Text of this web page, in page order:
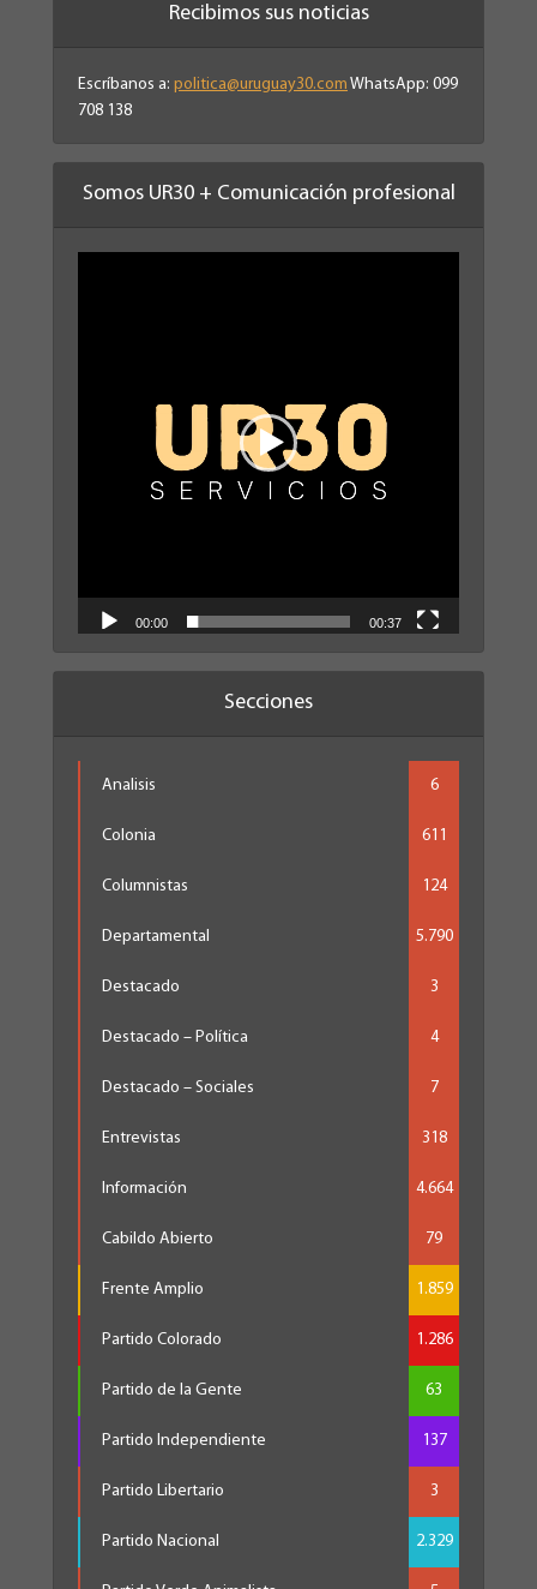
Recibimos sus noticias
Escríbanos a: politica@uruguay30.com WhatsApp: 099
708 138
Somos UR30 + Comunicación profesional
00:00 00:37
Secciones
Analisis 6
Colonia 611
Columnistas 124
Departamental 5.790
Destacado 3
Destacado – Política 4
Destacado – Sociales 7
Entrevistas 318
Información 4.664
Cabildo Abierto 79
Frente Amplio 1.859
Partido Colorado 1.286
Partido de la Gente 63
Partido Independiente 137
Partido Libertario 3
Partido Nacional 2.329